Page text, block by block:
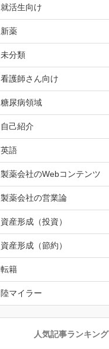
就活生向け
新薬
未分類
看護師さん向け
糖尿病領域
自己紹介
英語
製薬会社のWebコンテンツ
製薬会社の営業論
資産形成（投資）
資産形成（節約）
転籍
陸マイラー
人気記事ランキング